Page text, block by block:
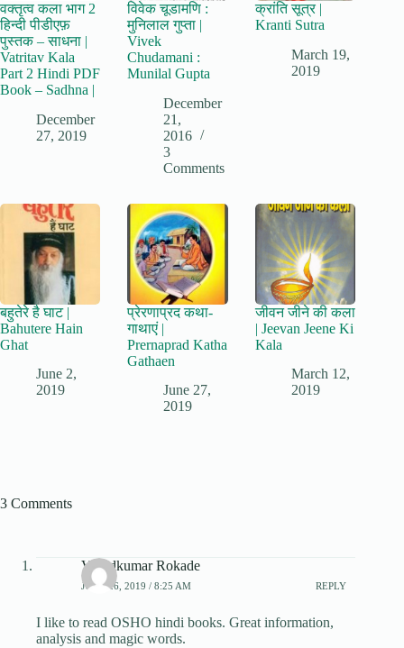
वक्तृत्व कला भाग 2
हिन्दी पीडीएफ़
पुस्तक – साधना |
Vatritav Kala
Part 2 Hindi PDF
Book – Sadhna |
December
27, 2019
विवेक चूडामणि :
मुनिलाल गुप्ता |
Vivek
Chudamani :
Munilal Gupta
December
21,
2016
3
Comments
क्रांति सूत्र |
Kranti Sutra
March 19,
2019
बहुतेरे है घाट |
Bahutere Hain
Ghat
June 2,
2019
प्रेरणाप्रद कथा-
गाथाएं |
Prernaprad Katha
Gathaen
June 27,
2019
जीवन जीने की कला
| Jeevan Jeene Ki
Kala
March 12,
2019
3 Comments
Vinodkumar Rokade
JUNE 26, 2019 / 8:25 AM REPLY
I like to read OSHO hindi books. Great information,
analysis and magic words.